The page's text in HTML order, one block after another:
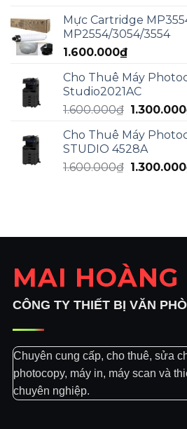
Mực Cartridge
MP2554/3054/3554
1.600.000₫
Cho Thuê Máy
Studio2021AC
1.600.000₫ Giá
là:
1.600.000₫.
1.300.000
Cho Thuê Máy
STUDIO 4528A
1.600.000₫ Giá
1.300.000
MAI HOÀNG
CÔNG TY THIẾT BỊ VĂN
Chuyên cung cấp, cho thuê, sửa
photocopy, máy in, máy scan và
chuyên nghiệp.